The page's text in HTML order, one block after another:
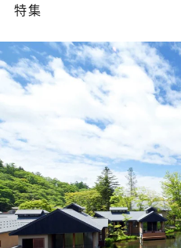
特集